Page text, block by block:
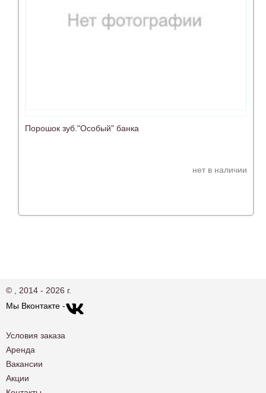
Порошок зуб."Особый" банка
нет в наличии
© , 2014 - 2026 г.
Мы Вконтакте -
Условия заказа
Аренда
Вакансии
Акции